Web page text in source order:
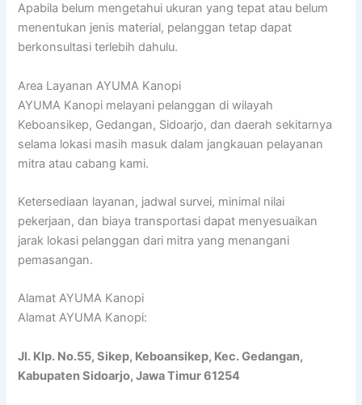
Apabila belum mengetahui ukuran yang tepat atau belum
menentukan jenis material, pelanggan tetap dapat
berkonsultasi terlebih dahulu.
Area Layanan AYUMA Kanopi
AYUMA Kanopi melayani pelanggan di wilayah
Keboansikep, Gedangan, Sidoarjo, dan daerah sekitarnya
selama lokasi masih masuk dalam jangkauan pelayanan
mitra atau cabang kami.
Ketersediaan layanan, jadwal survei, minimal nilai
pekerjaan, dan biaya transportasi dapat menyesuaikan
jarak lokasi pelanggan dari mitra yang menangani
pemasangan.
Alamat AYUMA Kanopi
Alamat AYUMA Kanopi:
Jl. Klp. No.55, Sikep, Keboansikep, Kec. Gedangan,
Kabupaten Sidoarjo, Jawa Timur 61254